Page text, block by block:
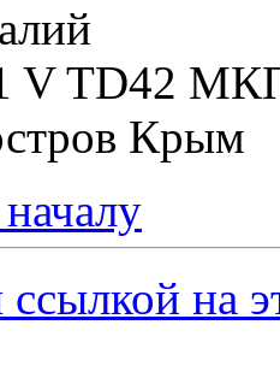
V TD42
Крым